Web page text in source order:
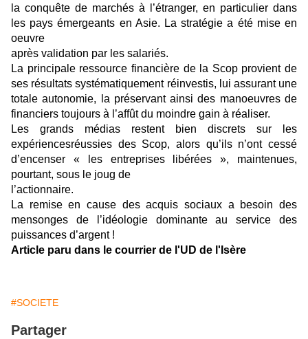
la conquête de marchés à l’étranger, en particulier dans
les pays émergeants en Asie. La stratégie a été mise en
oeuvre
après validation par les salariés.
La principale ressource financière de la Scop provient de
ses résultats systématiquement réinvestis, lui assurant une
totale autonomie, la préservant ainsi des manoeuvres de
financiers toujours à l’affût du moindre gain à réaliser.
Les grands médias restent bien discrets sur les
expériencesréussies des Scop, alors qu’ils n’ont cessé
d’encenser « les entreprises libérées », maintenues,
pourtant, sous le joug de
l’actionnaire.
La remise en cause des acquis sociaux a besoin des
mensonges de l’idéologie dominante au service des
puissances d’argent !
Article paru dans le courrier de l'UD de l'Isère
#SOCIETE
Partager